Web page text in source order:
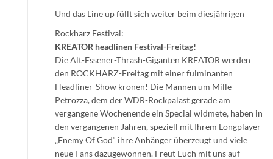
Und das Line up füllt sich weiter beim diesjährigen
Rockharz Festival:
KREATOR headlinen Festival-Freitag!
Die Alt-Essener-Thrash-Giganten KREATOR werden
den ROCKHARZ-Freitag mit einer fulminanten
Headliner-Show krönen! Die Mannen um Mille
Petrozza, dem der WDR-Rockpalast gerade am
vergangene Wochenende ein Special widmete, haben in
den vergangenen Jahren, speziell mit Ihrem Longplayer
„Enemy Of God“ ihre Anhänger überzeugt und viele
neue Fans dazugewonnen. Freut Euch mit uns auf